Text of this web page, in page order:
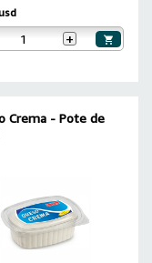
+
Crema - Pote de